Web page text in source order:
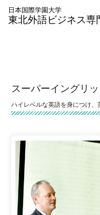
日本国際学園大学
東北外語ビジネス専
>学科紹介>英語科
スーパーイングリ
ハイレベルな英語を身につけ